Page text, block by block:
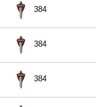
384
384
384